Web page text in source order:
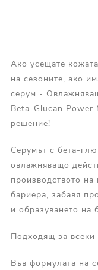
Ако усещате
на сезоните, ако
серум -
Beta-Glucan Power
решение!
Серумът с бета-
овлажняващо
производството на
бариера, забавя
и образуването на
Подходящ за всеки
Във формулата на